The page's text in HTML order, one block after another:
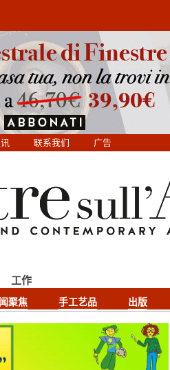
联系我们 广告
聚焦 手工艺品 出版
工作